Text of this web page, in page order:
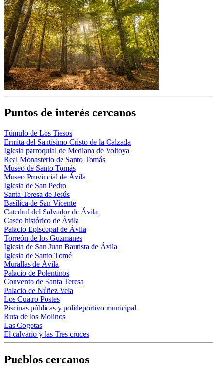
Puntos de interés cercanos
Túmulo de Los Tiesos
Ermita del Santísimo Cristo de la Calzada
Iglesia parroquial de Mediana de Voltoya
Real Monasterio de Santo Tomás
Museo de Santo Tomás
Museo Provincial de Ávila
Iglesia de San Pedro
Santa Teresa de Jesús
Basílica de San Vicente
Catedral del Salvador de Ávila
Casco histórico de Ávila
Palacio Episcopal de Ávila
Torreón de los Guzmanes
Iglesia de San Juan Bautista de Ávila
Iglesia de Santo Tomé
Murallas de Ávila
Palacio de Polentinos
Convento de Santa Teresa
Palacio de Núñez Vela
Los Cuatro Postes
Piscinas públicas y polideportivo municipal
Ruta de los Molinos
Las Cogotas
El calvario y las Tres cruces
Pueblos cercanos